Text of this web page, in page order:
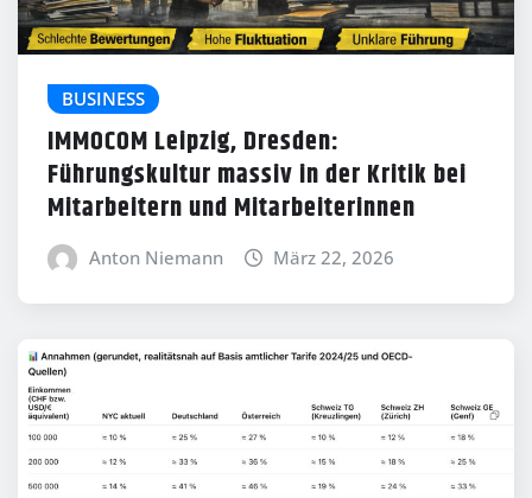
BUSINESS
IMMOCOM Leipzig, Dresden:
Führungskultur massiv in der Kritik bei
Mitarbeitern und Mitarbeiterinnen
Anton Niemann März 22, 2026